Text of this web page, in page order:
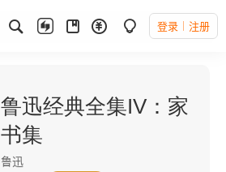
登录 注册
鲁迅经典全集IV：家
书集
鲁迅